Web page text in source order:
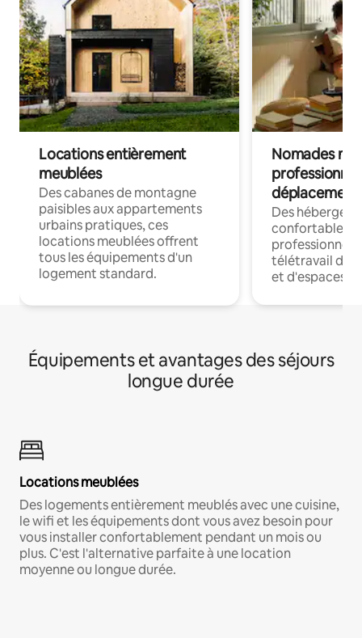
Locations entièrement
meublées
Des cabanes de montagne
paisibles aux appartements
urbains pratiques, ces
locations meublées offrent
tous les équipements d'un
logement standard.
Nomades
déplacement
Des
confortables
professionnels
télétravail
et d'espaces
Équipements et avantages des séjours
longue durée
Locations meublées
Des logements entièrement meublés avec une cuisine,
le wifi et les équipements dont vous avez besoin pour
vous installer confortablement pendant un mois ou
plus. C'est l'alternative parfaite à une location
moyenne ou longue durée.